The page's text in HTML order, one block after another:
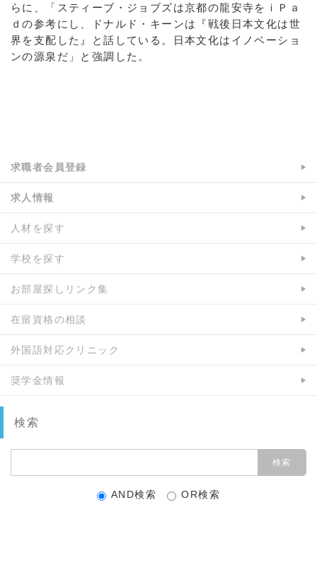
らに、「スティーブ・ジョブズは京都の龍安寺をｉＰａ
ｄの参考にし、ドナルド・キーンは『戦後日本文化は世
界を支配した』と話している。日本文化はイノベーショ
ンの源泉だ」と強調した。
求職者会員登録
求人情報
人材を探す
学校を探す
お部屋探しリンク集
在留資格の相談
外国語対応クリニック
奨学金情報
検索
AND検索 OR検索